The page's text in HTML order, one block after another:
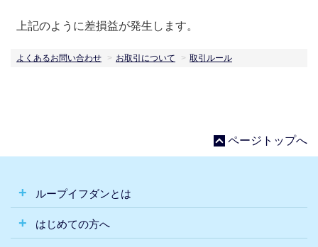
上記のように差損益が発生します。
よくあるお問い合わせ お取引について 取引ルール
ページトップへ
ループイフダンとは
はじめての方へ